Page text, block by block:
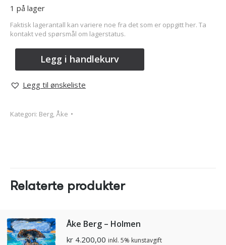
1 på lager
Faktisk lagerantall kan variere noe fra det som er oppgitt her. Ta
kontakt ved spørsmål om lagerstatus.
Legg i handlekurv
Legg til ønskeliste
Kategori: Berg, Åke
Relaterte produkter
Åke Berg – Holmen
kr 4.200,00 inkl. 5% kunstavgift